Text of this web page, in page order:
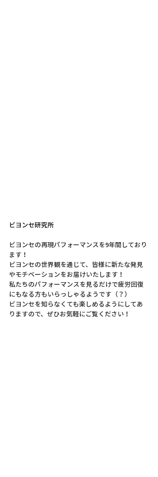
ビヨンセ研究所
ビヨンセの再現パフォーマンスを9年間しており
ます！
ビヨンセの世界観を通じて、皆様に新たな発見
やモチベーションをお届けいたします！
私たちのパフォーマンスを見るだけで疲労回復
にもなる方もいらっしゃるようです（？）
ビヨンセを知らなくても楽しめるようにしてあ
りますので、ぜひお気軽にご覧ください！